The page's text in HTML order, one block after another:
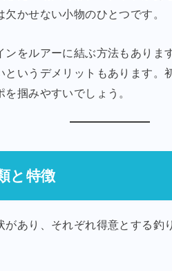
かせない小物のひとつです。
ンをルアーに結ぶ方法もありま
というデメリットもあります。
掴みやすいでしょう。
と特徴
があり、それぞれ得意とする釣